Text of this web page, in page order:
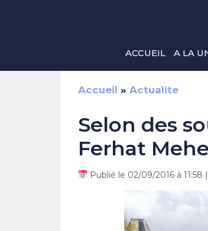
ACCUEIL A LA
Accueil » Actualite
Selon des
Ferhat
Publié le 02/09/2016 à 11:58 |